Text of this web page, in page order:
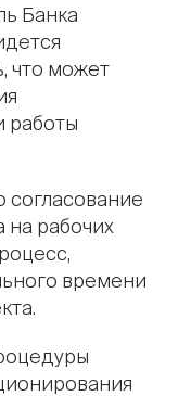
Банка
что может
работы
согласование
на рабочих
времени